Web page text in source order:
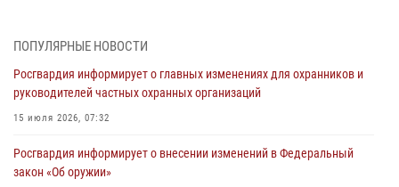
торжественных мероприятиях, посвященных празднованию Дня
Воздушно-десантных войск
02 августа 2026, 11:46
Мероприятия в рамках акции «Каникулы с Росгвардией»
продолжаются в Ивановской области
ПОПУЛЯРНЫЕ НОВОСТИ
Росгвардия информирует о главных изменениях для охранников и
руководителей частных охранных организаций
15 июля 2026, 07:32
Росгвардия информирует о внесении изменений в Федеральный
закон «Об оружии»